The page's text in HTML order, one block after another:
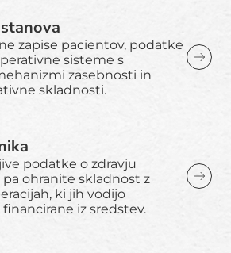
zapise pacientov, podatke
sisteme s
zasebnosti in
skladnosti.
podatke o zdravju
ohranite skladnost z
ki jih vodijo
iz sredstev.